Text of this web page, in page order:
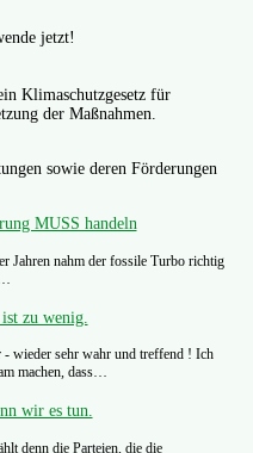
jetzt!
Klimaschutzgesetz für
der Maßnahmen.
sowie deren Förderungen
MUSS handeln
Jahren nahm der fossile Turbo richtig
zu wenig.
- wieder sehr wahr und treffend ! Ich
machen, dass…
wir es tun.
denn die Parteien, die die